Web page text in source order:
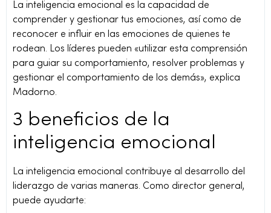
La inteligencia emocional es la capacidad de
comprender y gestionar tus emociones, así como de
reconocer e influir en las emociones de quienes te
rodean. Los líderes pueden «utilizar esta comprensión
para guiar su comportamiento, resolver problemas y
gestionar el comportamiento de los demás», explica
Madorno.
3 beneficios de la
inteligencia emocional
La inteligencia emocional contribuye al desarrollo del
liderazgo de varias maneras. Como director general,
puede ayudarte: